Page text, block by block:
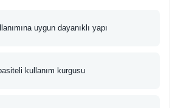
uygun dayanıklı yapı
kullanım kurgusu